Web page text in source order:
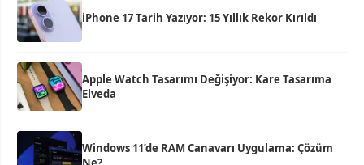
iPhone 17 Tarih Yazıyor: 15 Yıllık Rekor Kırıldı
Apple Watch Tasarımı Değişiyor: Kare Tasarıma
Elveda
Windows 11’de RAM Canavarı Uygulama: Çözüm